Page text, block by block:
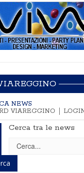
NEWS
VIAREGGINO
Cerca tra le news